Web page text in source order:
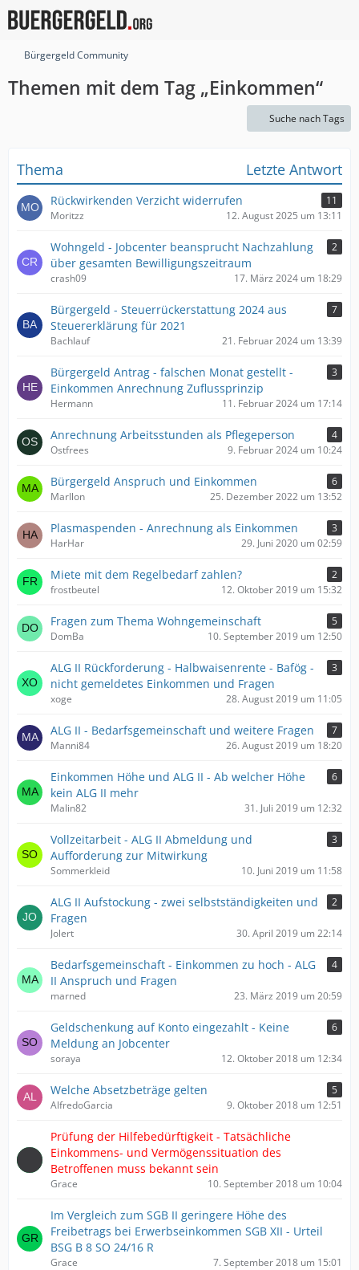
Bürgergeld Community
Themen mit dem Tag „Einkommen“
Suche nach Tags
Thema Letzte Antwort
Rückwirkenden Verzicht widerrufen
11
Moritzz
12. August 2025 um 13:11
Wohngeld - Jobcenter beansprucht Nachzahlung
über gesamten Bewilligungszeitraum
2
crash09 17. März 2024 um 18:29
Bürgergeld - Steuerrückerstattung 2024 aus
Steuererklärung für 2021
7
Bachlauf 21. Februar 2024 um 13:39
Bürgergeld Antrag - falschen Monat gestellt -
Einkommen Anrechnung Zuflussprinzip
3
Hermann 11. Februar 2024 um 17:14
Anrechnung Arbeitsstunden als Pflegeperson
4
Ostfrees
9. Februar 2024 um 10:24
Bürgergeld Anspruch und Einkommen
6
Marllon
25. Dezember 2022 um 13:52
Plasmaspenden - Anrechnung als Einkommen
3
HarHar
29. Juni 2020 um 02:59
Miete mit dem Regelbedarf zahlen?
2
frostbeutel
12. Oktober 2019 um 15:32
Fragen zum Thema Wohngemeinschaft
5
DomBa
10. September 2019 um 12:50
ALG II Rückforderung - Halbwaisenrente - Bafög -
nicht gemeldetes Einkommen und Fragen
3
xoge 28. August 2019 um 11:05
ALG II - Bedarfsgemeinschaft und weitere Fragen
7
Manni84
26. August 2019 um 18:20
Einkommen Höhe und ALG II - Ab welcher Höhe
kein ALG II mehr
6
Malin82 31. Juli 2019 um 12:32
Vollzeitarbeit - ALG II Abmeldung und
Aufforderung zur Mitwirkung
3
Sommerkleid 10. Juni 2019 um 11:58
ALG II Aufstockung - zwei selbstständigkeiten und
Fragen
2
Jolert 30. April 2019 um 22:14
Bedarfsgemeinschaft - Einkommen zu hoch - ALG
II Anspruch und Fragen
4
marned 23. März 2019 um 20:59
Geldschenkung auf Konto eingezahlt - Keine
Meldung an Jobcenter
6
soraya 12. Oktober 2018 um 12:34
Welche Absetzbeträge gelten
5
AlfredoGarcia
9. Oktober 2018 um 12:51
Prüfung der Hilfebedürftigkeit - Tatsächliche
Einkommens- und Vermögenssituation des
Betroffenen muss bekannt sein
Grace 10. September 2018 um 10:04
Im Vergleich zum SGB II geringere Höhe des
Freibetrags bei Erwerbseinkommen SGB XII - Urteil
BSG B 8 SO 24/16 R
Grace 7. September 2018 um 15:01